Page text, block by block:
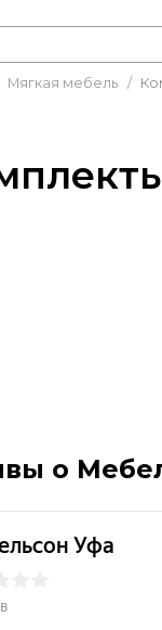
Мягкая мебель /
о